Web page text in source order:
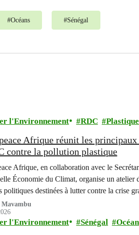
#Océans #Sénégal
l'Environnement RDC
Afrique réunit les
contre la pollution plastique
Afrique, en collaboration avec le
Économie du Climat, organise un atelier
politiques destinées à lutter contre la crise
Démocratique du Congo (RDC).
Mavambu
l'Environnement Sénégal